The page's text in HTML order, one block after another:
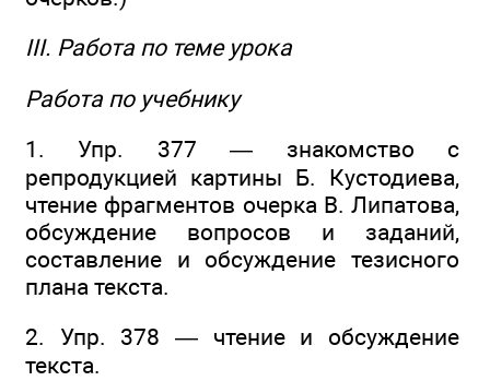
III. Работа по теме урока
Работа по учебнику
1. Упр. 377 — знакомство с
репродукцией картины Б. Кустодиева,
чтение фрагментов очерка В. Липатова,
обсуждение вопросов и заданий,
составление и обсуждение тезисного
плана текста.
2. Упр. 378 — чтение и обсуждение
текста.